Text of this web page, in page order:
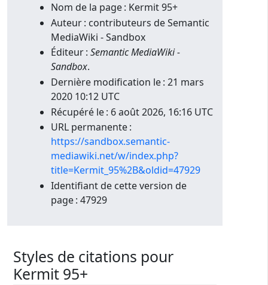
Nom de la page : Kermit 95+
Auteur : contributeurs de Semantic
MediaWiki - Sandbox
Éditeur : Semantic MediaWiki -
Sandbox.
Dernière modification le : 21 mars
2020 10:12 UTC
Récupéré le : 6 août 2026, 16:16 UTC
URL permanente :
https://sandbox.semantic-
mediawiki.net/w/index.php?
title=Kermit_95%2B&oldid=47929
Identifiant de cette version de
page : 47929
Styles de citations pour
Kermit 95+